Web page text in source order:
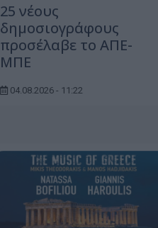
25 νέους
δημοσιογράφους
προσέλαβε το ΑΠΕ-
ΜΠΕ
04.08.2026 - 11:22